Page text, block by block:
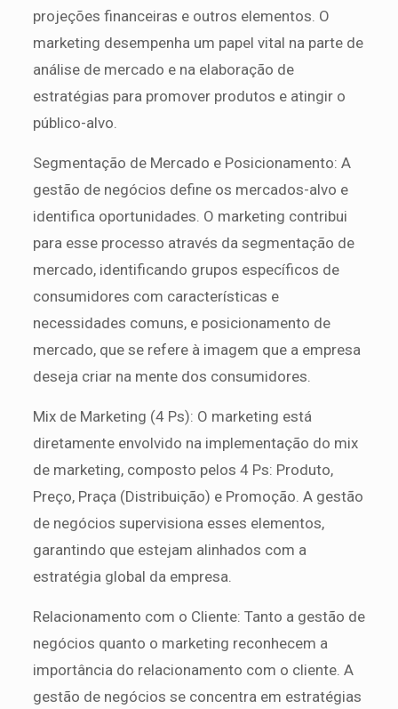
projeções financeiras e outros elementos. O
marketing desempenha um papel vital na parte de
análise de mercado e na elaboração de
estratégias para promover produtos e atingir o
público-alvo.
Segmentação de Mercado e Posicionamento: A
gestão de negócios define os mercados-alvo e
identifica oportunidades. O marketing contribui
para esse processo através da segmentação de
mercado, identificando grupos específicos de
consumidores com características e
necessidades comuns, e posicionamento de
mercado, que se refere à imagem que a empresa
deseja criar na mente dos consumidores.
Mix de Marketing (4 Ps): O marketing está
diretamente envolvido na implementação do mix
de marketing, composto pelos 4 Ps: Produto,
Preço, Praça (Distribuição) e Promoção. A gestão
de negócios supervisiona esses elementos,
garantindo que estejam alinhados com a
estratégia global da empresa.
Relacionamento com o Cliente: Tanto a gestão de
negócios quanto o marketing reconhecem a
importância do relacionamento com o cliente. A
gestão de negócios se concentra em estratégias